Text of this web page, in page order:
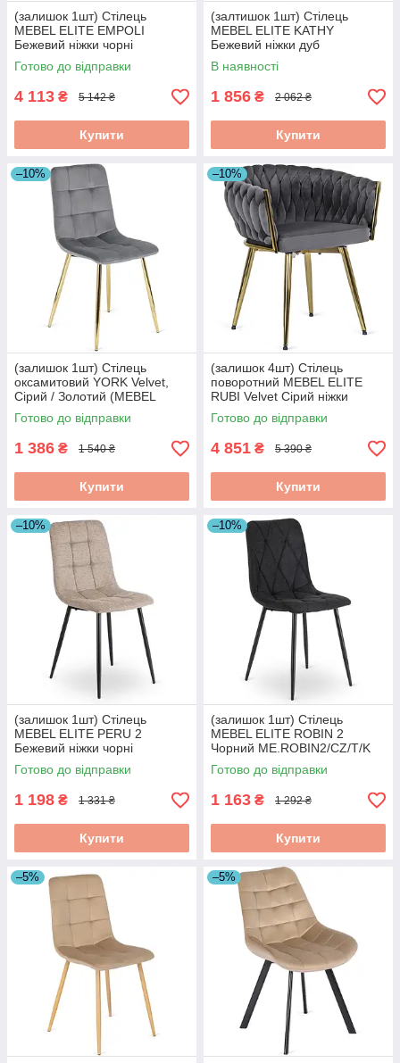
(залишок 1шт) Стілець
MEBEL ELITE EMPOLI
Бежевий ніжки чорні
ME.EMPOLI/BZ/T/K
Готово до відправки
4 113 ₴ 5 142 ₴
Купити
(залтишок 1шт) Стілець
MEBEL ELITE KATHY
Бежевий ніжки дуб
ME.KATHY/BZ/D/T/K
В наявності
1 856 ₴ 2 062 ₴
Купити
–10%
(залишок 1шт) Стілець
оксамитовий YORK Velvet,
Сірий / Золотий (MEBEL
ELITE) ME.YORK/P/ZL/V/K
Готово до відправки
1 386 ₴ 1 540 ₴
Купити
–10%
(залишок 4шт) Стілець
поворотний MEBEL ELITE
RUBI Velvet Сірий ніжки
золоті ME.RUBI/P/ZL/V/K
Готово до відправки
4 851 ₴ 5 390 ₴
Купити
–10%
(залишок 1шт) Стілець
MEBEL ELITE PERU 2
Бежевий ніжки чорні
ME.PERU2/BZ/T/K
Готово до відправки
1 198 ₴ 1 331 ₴
Купити
–10%
(залишок 1шт) Стілець
MEBEL ELITE ROBIN 2
Чорний ME.ROBIN2/CZ/T/K
Готово до відправки
1 163 ₴ 1 292 ₴
Купити
–5% –5%